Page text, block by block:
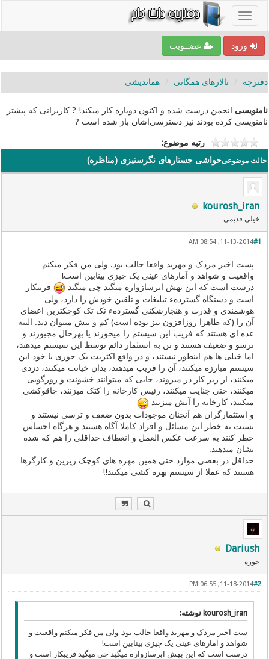
ورود عضــویت
دفترچه تالارهای همگانی هماندیشی
نامنویسی انجمن درست شده و اکنون دوباره کار میکند! ? کاربرانی که پیشتر
نامنویسی کرده بودند نیز دسترسی‌اشان باز شده است ?
رتبه موضوع:
حالت موضوعیحواشی جستارهای نگرستیزی (مناظره)
kourosh_iran
خیلی قدیمی
#1
11-13-2014, 08:54 AM
پست اخیر مزدک و مهربد واقعا جالب بود. ولی من فکر میکنم
واقعیت و شواهد و آمارهای عینی یک چیزی بینابین است!
درست است که این بهش ابرسازواره میگید چی میگید
فریبکار
است و دستگاه گستردهء تبلیغات و تلقین خودش را دارد، ولی
هوشمندی و قدرت و هنجارشکنی گستردهء تک تک کوچکترین اعضای
آن را (که ظاهرا روزافزون نیز بوده است) کم و بیش میتوان دید. البته
عده ای هستند که فریب این سیستم را میخورند یا بهرحال مجبورند و
ترسو و ضعیف هستند و تن به استثمار دائم توسط این سیستم میدهند،
اما خیلی ها هم اینطور نیستند، و در واقع اکثریت یک جوری با خود این
سیستم مبارزه میکنند، آن را فریب میدهند، بدان خیانت میکنند، دزدی
میکنند، از زیر کار در میروند، جایی که میتوانند خشونت و زورگویی
میکنند، حتی جنایت میکنند، رئیس کارخانه را کتک میزنند، چاقوکشی
میکنند، کارخانه را آتش میزنند
و استثمارگران هم آنچنان موجودات بدون ضعف و ترسی نیستند و
نسبت به خطر این مسائل و افراد کاملا آگاه هستند و هرگاه احساس
خطر کنند به سرعت عکس العمل و انعطاف حداقلی را هم که شده
نشان میدهند.
حداقل در بعضی موارد حتی همین مهره های کوچک زیرین و کارگرها
هستند که عملا از سیستم بهره کشی میکنند!!
Dariush
خوره
#2
11-18-2014, 06:55 PM
kourosh_iran نوشته:
ست اخیر مزدک و مهربد واقعا جالب بود. ولی من فکر میکنم واقعیت و
شواهد و آمارهای عینی یک چیزی بینابین است!
درست است که این بهش ابرسازواره میگید چی میگید فریبکار است و